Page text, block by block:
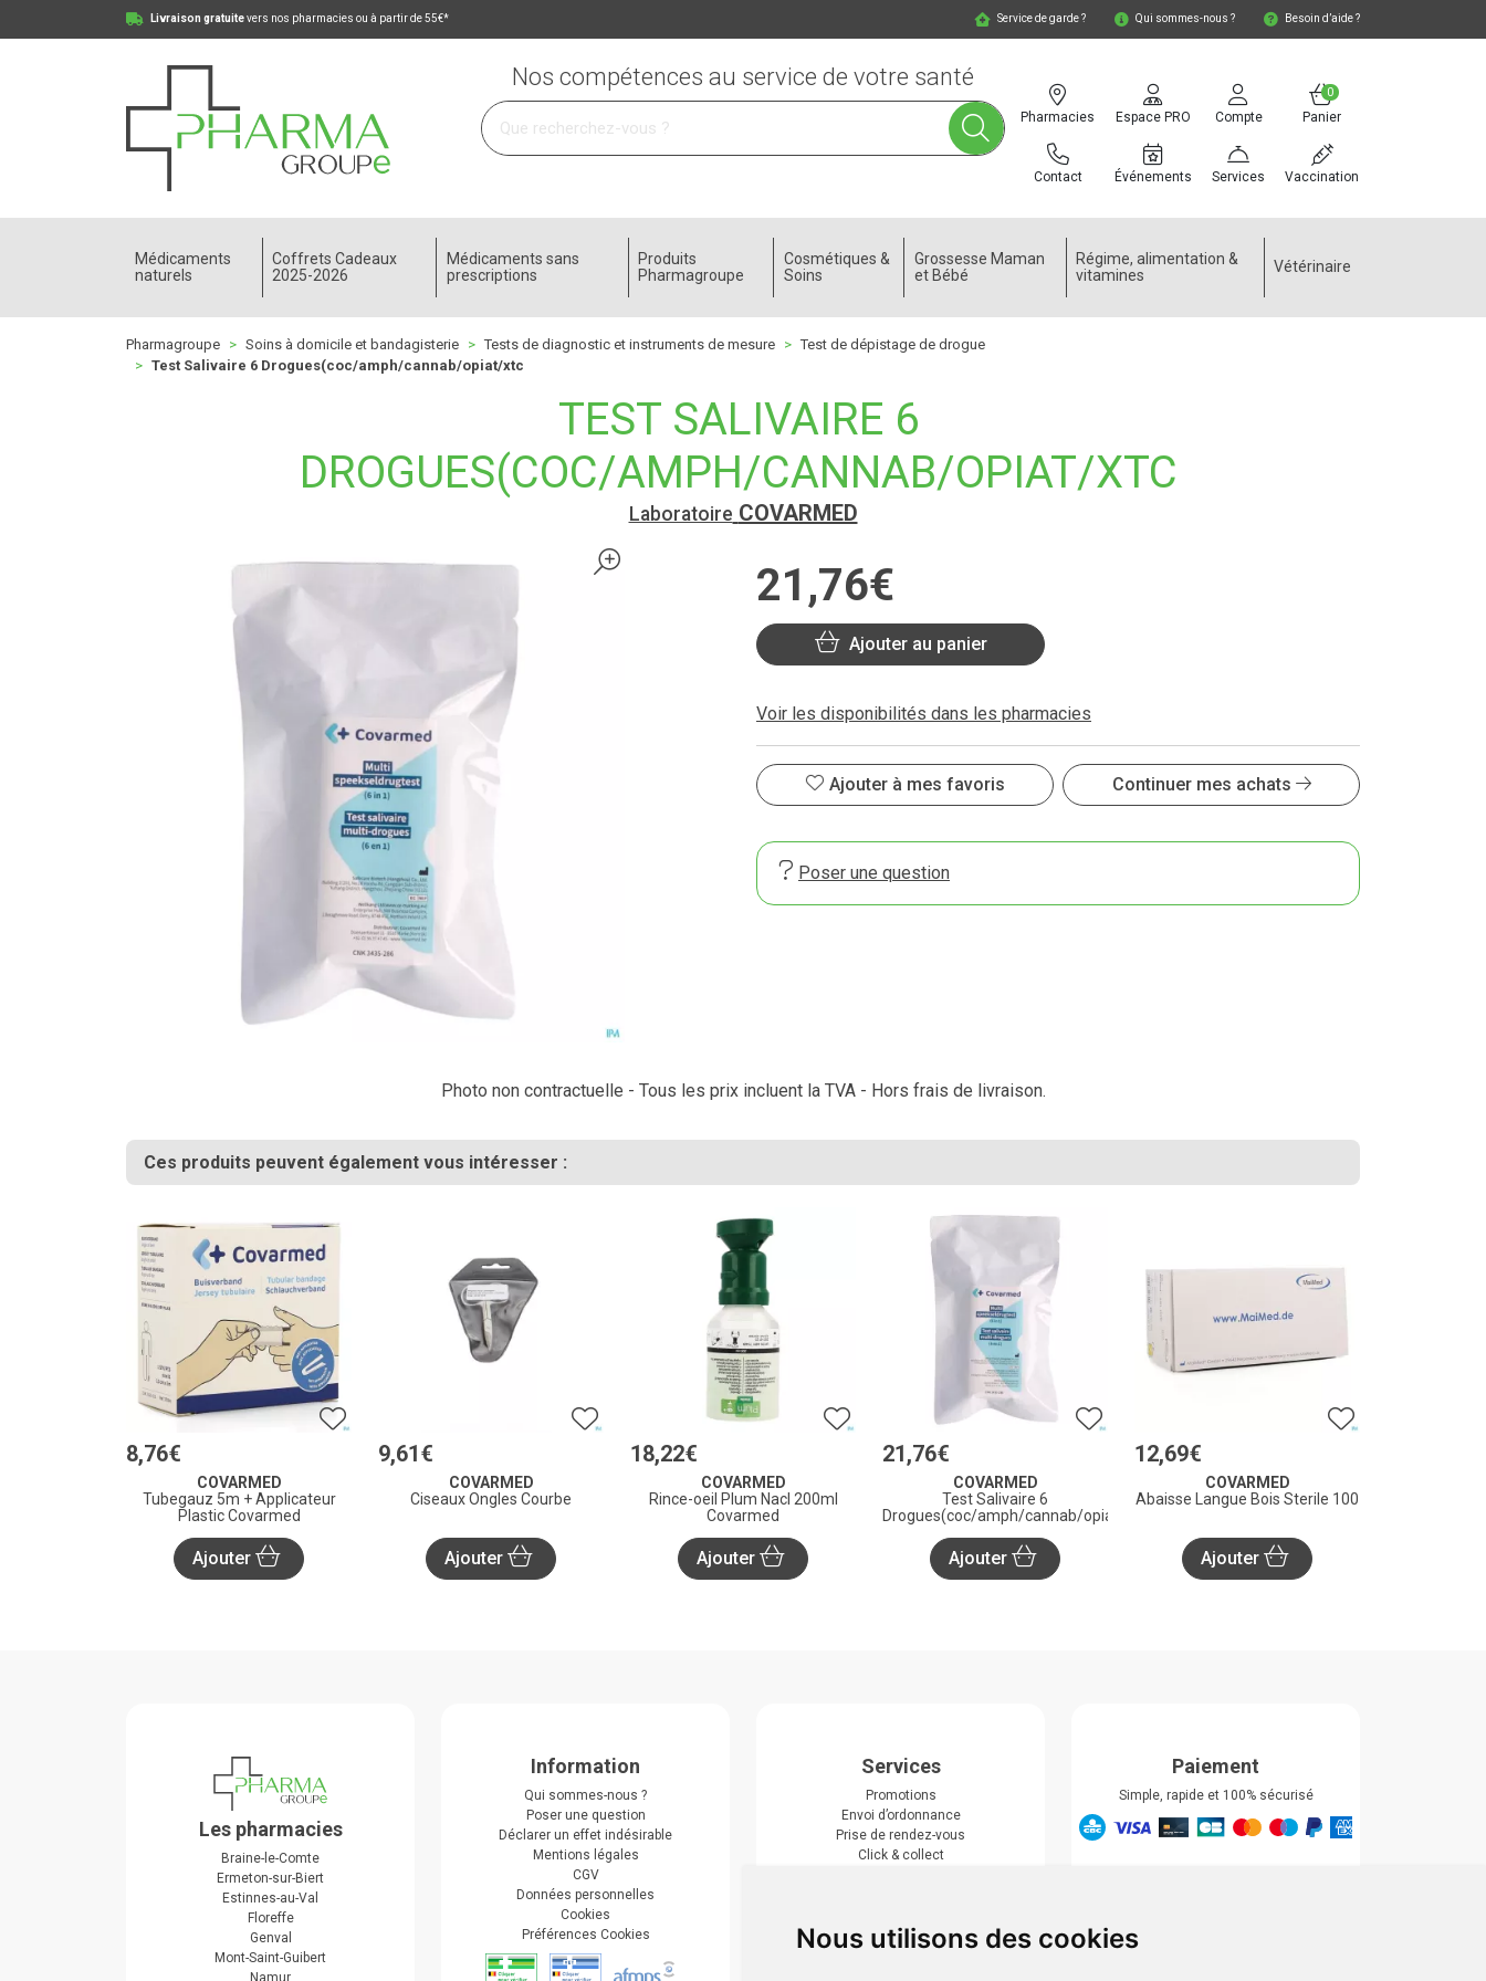
Nous utilisons des cookies
Livraison gratuitevers nos pharmacies ou à partir de 55€* Service de garde ? Qui sommes-nous ? Besoin d’aide ?
Pharmagroupe Votre pharmacie en ligne à votre service
Pharmacies
Contact
Espace PRO
Événements
Compte
Services
Panier
0
Vaccination
Nos compétences au service de votre santé
Médicaments
naturels
Coffrets Cadeaux
2025-2026
Médicaments sans
prescriptions
Produits
Pharmagroupe
Cosmétiques &
Soins
Grossesse Maman
et Bébé
Régime, alimentation &
vitamines
Vétérinaire
Pharmagroupe Soins à domicile et bandagisterie Tests de diagnostic et instruments de mesure
Test de dépistage de drogue
Test Salivaire 6 Drogues(coc/amph/cannab/opiat/xtc
TEST SALIVAIRE 6
DROGUES(COC/AMPH/CANNAB/OPIAT/XTC
Laboratoire COVARMED
21 ,76€
Ajouter au panier
Voir les disponibilités dans les pharmacies
Ajouter à mes favoris Continuer mes achats
Poser une question
Photo non contractuelle - Tous les prix incluent la TVA - Hors frais de livraison.
Ces produits peuvent également vous intéresser :
8,76€
COVARMED
Tubegauz 5m + Applicateur
Plastic Covarmed
Ajouter
9,61€
COVARMED
Ciseaux Ongles Courbe
Ajouter
18,22€
COVARMED
Rince-oeil Plum Nacl 200ml
Covarmed
Ajouter
21,76€
COVARMED
Test Salivaire 6
Drogues(coc/amph/cannab/opiat/xtc
Ajouter
12,69€
COVARMED
Abaisse Langue Bois Sterile 100
Ajouter
Les pharmacies
Braine-le-Comte
Ermeton-sur-Biert
Estinnes-au-Val
Floreffe
Genval
Mont-Saint-Guibert
Namur
Information
Qui sommes-nous ?
Poser une question
Déclarer un effet indésirable
Mentions légales
CGV
Données personnelles
Cookies
Préférences Cookies
Services
Promotions
Envoi d’ordonnance
Prise de rendez-vous
Click & collect
Paiement
Simple, rapide et 100% sécurisé